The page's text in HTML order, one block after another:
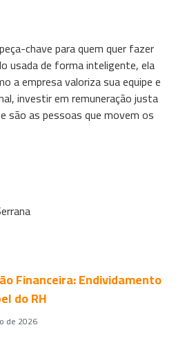
chave para quem quer fazer
usada de forma inteligente, ela
a empresa valoriza sua equipe e
investir em remuneração justa
as pessoas que movem os
Financeira: Endividamento
do RH
de 2026